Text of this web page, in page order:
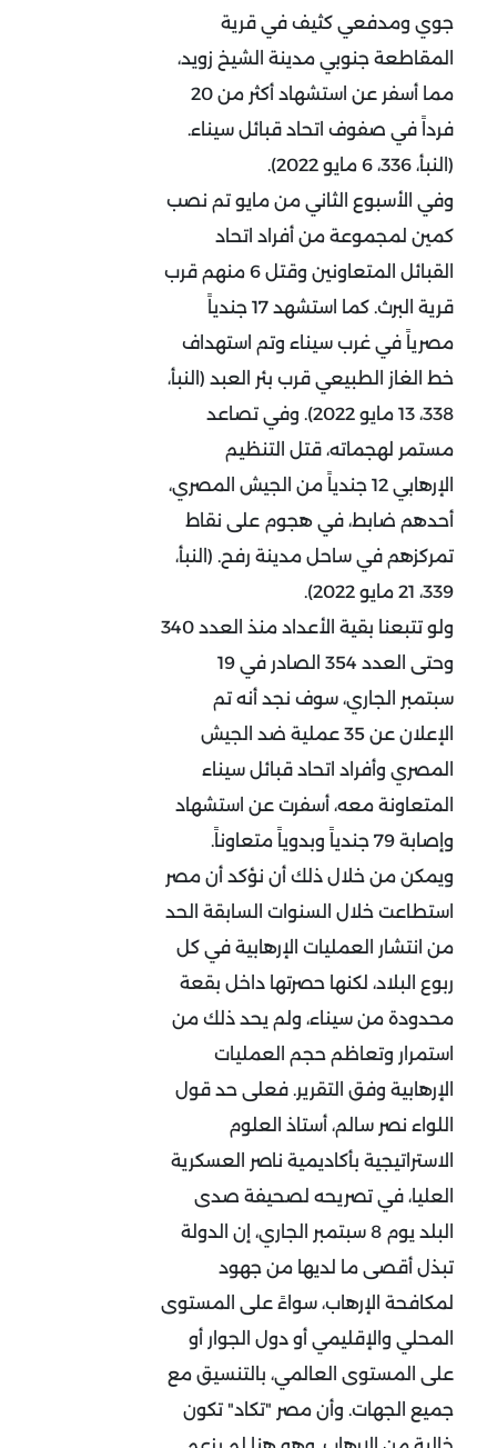
جوي ومدفعي كثيف في قرية
المقاطعة جنوبي مدينة الشيخ زويد،
مما أسفر عن استشهاد أكثر من 20
فرداً في صفوف اتحاد قبائل سيناء.
(النبأ، 336، 6 مايو 2022).
وفي الأسبوع الثاني من مايو تم نصب
كمين لمجموعة من أفراد اتحاد
القبائل المتعاونين وقتل 6 منهم قرب
قرية البرث. كما استشهد 17 جندياً
مصرياً في غرب سيناء وتم استهداف
خط الغاز الطبيعي قرب بئر العبد (النبأ،
338، 13 مايو 2022). وفي تصاعد
مستمر لهجماته، قتل التنظيم
الإرهابي 12 جندياً من الجيش المصري،
أحدهم ضابط، في هجوم على نقاط
تمركزهم في ساحل مدينة رفح. (النبأ،
339، 21 مايو 2022).
ولو تتبعنا بقية الأعداد منذ العدد 340
وحتى العدد 354 الصادر في 19
سبتمبر الجاري، سوف نجد أنه تم
الإعلان عن 35 عملية ضد الجيش
المصري وأفراد اتحاد قبائل سيناء
المتعاونة معه، أسفرت عن استشهاد
وإصابة 79 جندياً وبدوياً متعاوناً.
ويمكن من خلال ذلك أن نؤكد أن مصر
استطاعت خلال السنوات السابقة الحد
من انتشار العمليات الإرهابية في كل
ربوع البلاد، لكنها حصرتها داخل بقعة
محدودة من سيناء، ولم يحد ذلك من
استمرار وتعاظم حجم العمليات
الإرهابية وفق التقرير. فعلى حد قول
اللواء نصر سالم، أستاذ العلوم
الاستراتيجية بأكاديمية ناصر العسكرية
العليا، في تصريحه لصحيفة صدى
البلد يوم 8 سبتمبر الجاري، إن الدولة
تبذل أقصى ما لديها من جهود
لمكافحة الإرهاب، سواءً على المستوى
المحلي والإقليمي أو دول الجوار أو
على المستوى العالمي، بالتنسيق مع
جميع الجهات. وأن مصر "تكاد" تكون